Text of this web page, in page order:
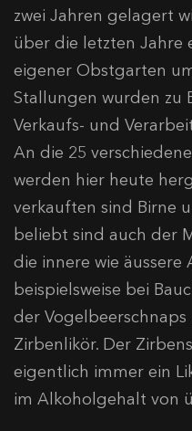
zwei Jahren gelagert
über die letzten Jahre
eigener Obstgarten
Stallungen wurden zu
Verkaufs- und
An die 25
werden hier heute
verkauften sind Birne
beliebt sind auch der
die innere wie äussere
beispielsweise bei
der
Zirbenlikör. Der
eigentlich immer ein
im Alkoholgehalt von